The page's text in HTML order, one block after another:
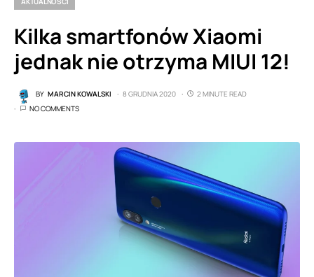
Kilka smartfonów Xiaomi
jednak nie otrzyma MIUI 12!
BY MARCIN KOWALSKI 8 GRUDNIA 2020
2 MINUTE READ
NO COMMENTS